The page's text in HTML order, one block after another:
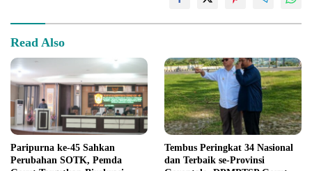
Read Also
Paripurna ke-45 Sahkan
Perubahan SOTK, Pemda
Tembus Peringkat 34 Nasional
dan Terbaik se-Provinsi